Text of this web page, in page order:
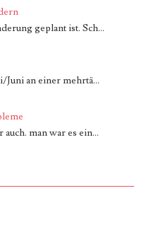
geplant ist. Sch...
an einer mehrtä...
man war es ein...